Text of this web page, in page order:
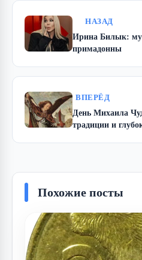
НАЗАД
Ирина Билык:
примадонны
ВПЕРЁД
День Михаила
традиции и
Похожие посты